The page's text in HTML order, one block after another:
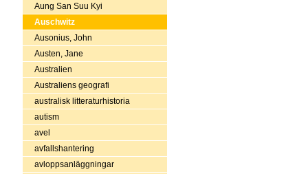
Aung San Suu Kyi
Auschwitz
Ausonius, John
Austen, Jane
Australien
Australiens geografi
australisk litteraturhistoria
autism
avel
avfallshantering
avloppsanläggningar